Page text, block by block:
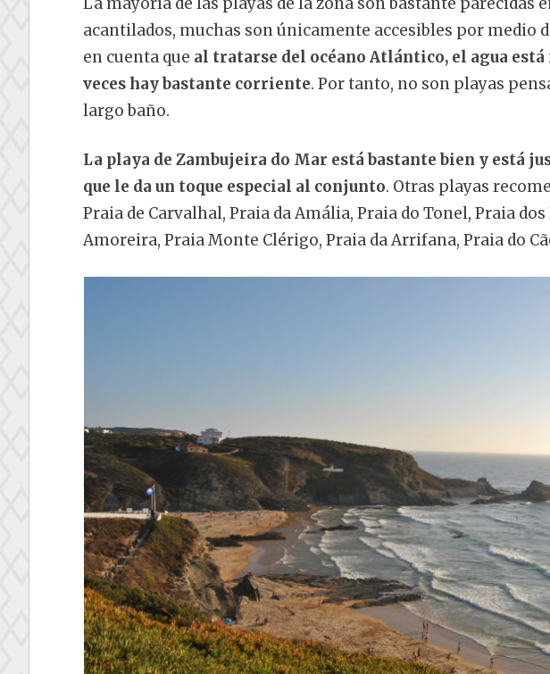
acantilados, muchas son únicamente accesibles por medio
en cuenta que al tratarse del océano Atlántico, el agua
veces hay bastante corriente. Por tanto, no son playas
largo baño.
La playa de Zambujeira do Mar está bastante bien y está
que le da un toque especial al conjunto. Otras playas
Praia de Carvalhal, Praia da Amália, Praia do Tonel, Praia
Amoreira, Praia Monte Clérigo, Praia da Arrifana, Praia do